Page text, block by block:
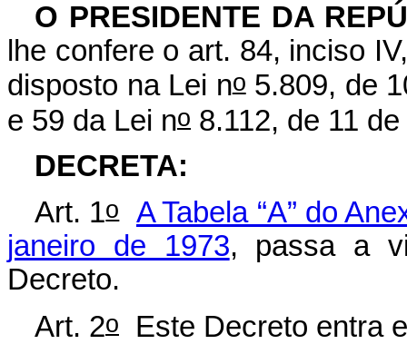
O PRESIDENTE DA
lhe confere o art. 84, inciso
disposto na Lei no5.809, de
e 59 da Lei no 8.112, de 11
DECRETA:
Art. 1o
A Tabela “A” do
janeiro de 1973, passa a
Decreto.
Art. 2o
Este Decreto entra